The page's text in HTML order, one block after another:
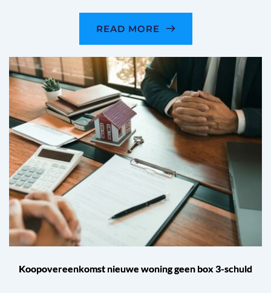
READ MORE
Koopovereenkomst nieuwe woning geen box 3-schuld